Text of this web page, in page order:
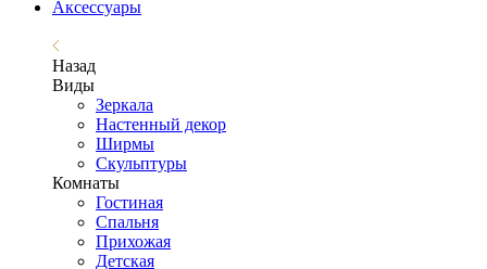
Аксессуары
Назад
Виды
Зеркала
Настенный декор
Ширмы
Скульптуры
Комнаты
Гостиная
Спальня
Прихожая
Детская